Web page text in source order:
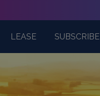
LEASE SUBSCRIBE